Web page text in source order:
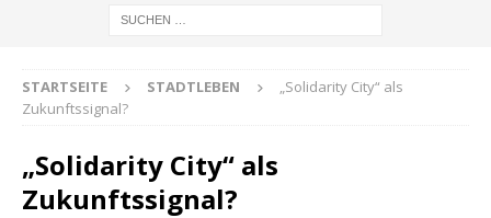
STARTSEITE STADTLEBEN
„Solidarity City“ als
Zukunftssignal?
„Solidarity City“ als
Zukunftssignal?